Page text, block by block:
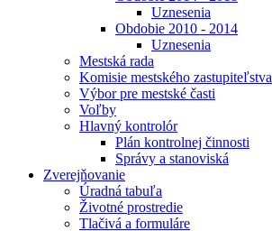
Uznesenia
Obdobie 2010 - 2014
Uznesenia
Mestská rada
Komisie mestského zastupiteľstva
Výbor pre mestské časti
Voľby
Hlavný kontrolór
Plán kontrolnej činnosti
Správy a stanoviská
Zverejňovanie
Úradná tabuľa
Životné prostredie
Tlačivá a formuláre